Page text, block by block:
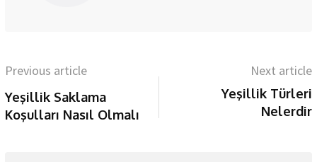
Previous article
Yeşillik Saklama
Koşulları Nasıl Olmalı
Next article
Yeşillik Türleri
Nelerdir